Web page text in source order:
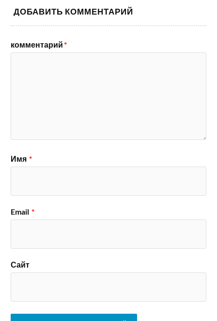
ДОБАВИТЬ КОММЕНТАРИЙ
комментарий*
Имя *
Email *
Сайт